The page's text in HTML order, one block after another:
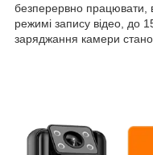
безперервно працювати,
режимі запису відео, до
заряджання камери